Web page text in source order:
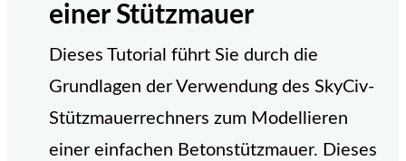
einer Stützmauer
Dieses Tutorial führt Sie durch die
Grundlagen der Verwendung des SkyCiv-
Stützmauerrechners zum Modellieren
einer einfachen Betonstützmauer. Dieses